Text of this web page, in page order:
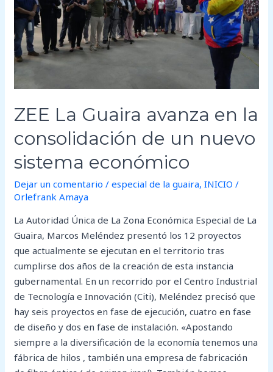
ZEE La Guaira avanza en la
consolidación de un nuevo
sistema económico
Dejar un comentario /especial de la guaira,INICIO /
Orlefrank Amaya
La Autoridad Única de La Zona Económica Especial de La
Guaira, Marcos Meléndez presentó los 12 proyectos
que actualmente se ejecutan en el territorio tras
cumplirse dos años de la creación de esta instancia
gubernamental. En un recorrido por el Centro Industrial
de Tecnología e Innovación (Citi), Meléndez precisó que
hay seis proyectos en fase de ejecución, cuatro en fase
de diseño y dos en fase de instalación. «Apostando
siempre a la diversificación de la economía tenemos una
fábrica de hilos , también una empresa de fabricación
la
consolidación
de
un
nuevo